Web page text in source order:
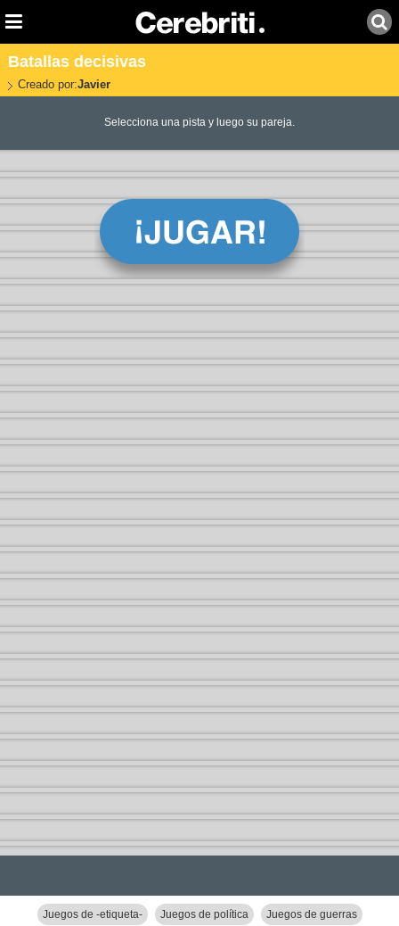
Batallas decisivas
Creado por:Javier
Selecciona una pista y luego su pareja.
Juegos de -etiqueta- Juegos de política Juegos de guerras